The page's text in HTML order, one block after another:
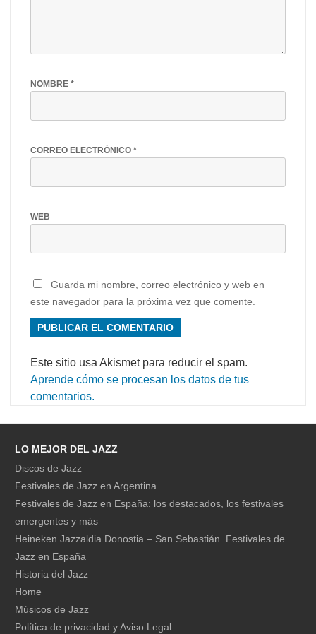
NOMBRE *
CORREO ELECTRÓNICO *
WEB
Guarda mi nombre, correo electrónico y web en
este navegador para la próxima vez que comente.
Este sitio usa Akismet para reducir el spam.
Aprende cómo se procesan los datos de tus
comentarios.
LO MEJOR DEL JAZZ
Discos de Jazz
Festivales de Jazz en Argentina
Festivales de Jazz en España: los destacados, los festivales
emergentes y más
Heineken Jazzaldia Donostia – San Sebastián. Festivales de
Jazz en España
Historia del Jazz
Home
Músicos de Jazz
Política de privacidad y Aviso Legal